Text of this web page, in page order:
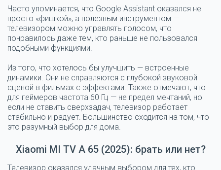
Часто упоминается, что Google Assistant оказался не
просто «фишкой», а полезным инструментом —
телевизором можно управлять голосом, что
понравилось даже тем, кто раньше не пользовался
подобными функциями.
Из того, что хотелось бы улучшить — встроенные
динамики. Они не справляются с глубокой звуковой
сценой в фильмах с эффектами. Также отмечают, что
для геймеров частота 60 Гц — не предел мечтаний, но
если не ставить сверхзадач, телевизор работает
стабильно и радует. Большинство сходится на том, что
это разумный выбор для дома.
Xiaomi MI TV A 65 (2025): брать или нет?
Телевизор оказался удачным выбором для тех, кто